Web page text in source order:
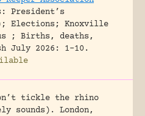
President’s
Elections; Knoxville
; Births, deaths,
July 2026: 1-10.
tickle the rhino
sounds).
London,